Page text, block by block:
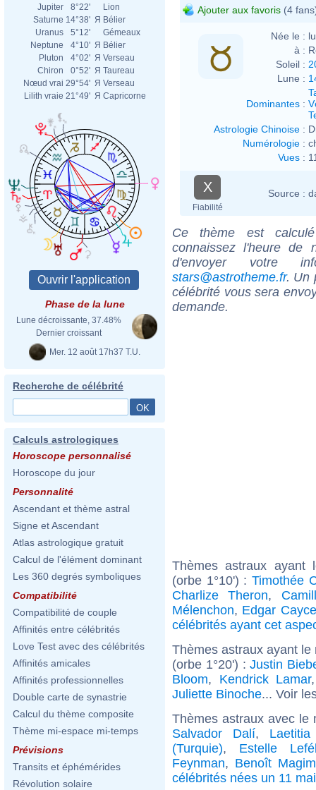
Jupiter
8°22'
Lion
Saturne 14°38' Я Bélier
Uranus
5°12'
Gémeaux
Neptune
4°10' Я Bélier
Pluton
4°02' Я Verseau
Chiron
0°52' Я Taureau
Nœud vrai 29°54' Я Verseau
Lilith vraie 21°49' Я Capricorne
Phase de la lune
Lune décroissante, 37.48%
Dernier croissant
Mer. 12 août 17h37 T.U.
Recherche de célébrité
Calculs astrologiques
Horoscope personnalisé
Horoscope du jour
Personnalité
Ascendant et thème astral
Signe et Ascendant
Atlas astrologique gratuit
Calcul de l'élément dominant
Les 360 degrés symboliques
Compatibilité
Compatibilité de couple
Affinités entre célébrités
Love Test avec des célébrités
Affinités amicales
Affinités professionnelles
Double carte de synastrie
Calcul du thème composite
Thème mi-espace mi-temps
Prévisions
Transits et éphémérides
Révolution solaire
Ajouter aux favoris (4
Née le :
à :
Soleil :
Lune :
Dominantes :
Astrologie Chinoise :
Numérologie :
Vues :
X
Fiabilité
Source :
Ce thème est
connaissez l'heure de
d'envoyer votre
stars@astrotheme.fr. Un
célébrité vous sera
demande.
Thèmes astraux ayant
(orbe 1°10') : Timothée
Charlize Theron,
Mélenchon, Edgar Cayce
célébrités ayant cet
Thèmes astraux ayant
(orbe 1°20') :Justin
Bloom, Kendrick Lamar
Juliette Binoche... Voir
Thèmes astraux avec
Salvador Dalí,
(Turquie), Estelle
Feynman, Benoît
célébrités nées un 11 mai